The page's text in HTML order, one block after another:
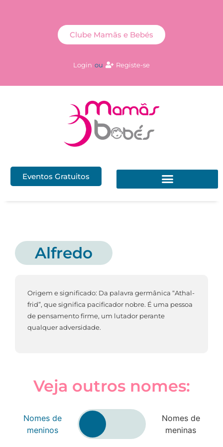
Login ou Registe-se
Clube Mamãs e Bebés
Eventos Gratuitos
Alfredo
Origem e significado: Da palavra germânica “Athal-
frid”, que significa pacificador nobre. É uma pessoa
de pensamento firme, um lutador perante
qualquer adversidade.
Veja outros nomes:
Nomes de
meninos
Nomes de
meninas